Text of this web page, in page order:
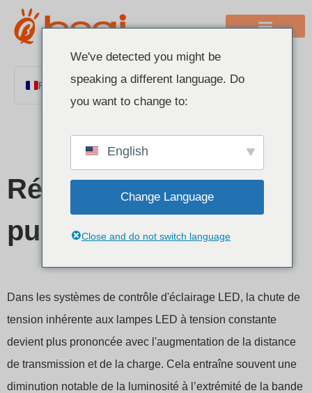
French
German
Polish
Spanish
Arabic
Indonesian
Swedish
Répétiteur de
puissance
Dans les systèmes de contrôle d'éclairage LED, la chute de
tension inhérente aux lampes LED à tension constante
devient plus prononcée avec l'augmentation de la distance
de transmission et de la charge. Cela entraîne souvent une
diminution notable de la luminosité à l’extrémité de la bande
We've detected you might be
speaking a different language. Do
you want to change to:
English
Change Language
Close and do not switch language